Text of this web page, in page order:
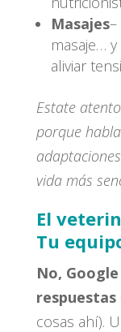
Masajes
masaje…
aliviar
Estate
porque
vida más
El
Tu
No,
respuestas
cosas ahí).